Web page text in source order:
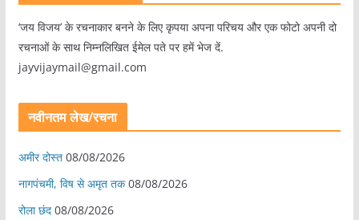
‘जय विजय’ के रचनाकार बनने के लिए कृपया अपना परिचय और एक फोटो अपनी दो
रचनाओं के साथ निम्नलिखित ईमेल पते पर हमें भेज दें.
jayvijaymail@gmail.com
नवीनतम लेख/रचना
अमीर दोस्त 08/08/2026
नागपंचमी, ​विष से अमृत तक 08/08/2026
रोला छंद 08/08/2026